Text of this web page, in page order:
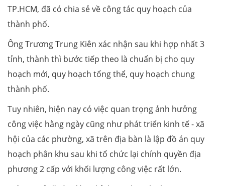
TP.HCM, đã có chia sẻ về công tác quy hoạch của
thành phố.
Ông Trương Trung Kiên xác nhận sau khi hợp nhất 3
tỉnh, thành thì bước tiếp theo là chuẩn bị cho quy
hoạch mới, quy hoạch tổng thể, quy hoạch chung
thành phố.
Tuy nhiên, hiện nay có việc quan trọng ảnh hưởng
công việc hằng ngày cũng như phát triển kinh tế - xã
hội của các phường, xã trên địa bàn là lập đồ án quy
hoạch phân khu sau khi tổ chức lại chính quyền địa
phương 2 cấp với khối lượng công việc rất lớn.